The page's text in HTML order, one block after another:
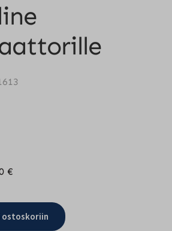
€
ostoskoriin